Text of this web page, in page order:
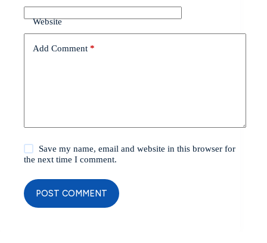
Website
Add Comment *
Save my name, email and website in this browser for
the next time I comment.
POST COMMENT